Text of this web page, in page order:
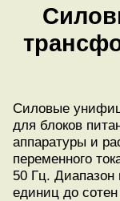
Силовые
для блоков
аппаратуры и
переменного
50 Гц.
единиц до сотен